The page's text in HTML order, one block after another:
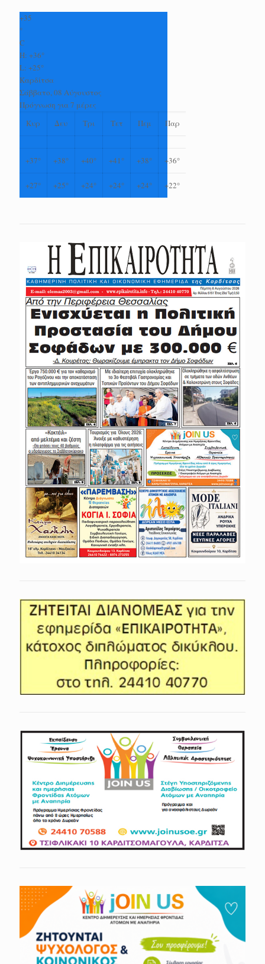
+35
°
C
H: +36°
L: +25°
Καρδίτσα
Σάββατο, 08 Αύγουστος
Πρόγνωση για 7 μέρες
Κυρ
Δευ Τρι Τετ Πεμ Παρ
+37° +38° +40° +41° +38° +36°
+27° +25° +24° +24° +24° +22°